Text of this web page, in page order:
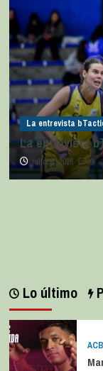
La entrevista
La entrevista
julio 11, 2026 0
Lo último
ACB